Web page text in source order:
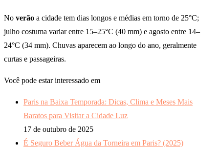
No verão a cidade tem dias longos e médias em torno de 25°C;
julho costuma variar entre 15–25°C (40 mm) e agosto entre 14–
24°C (34 mm). Chuvas aparecem ao longo do ano, geralmente
curtas e passageiras.
Você pode estar interessado em
Paris na Baixa Temporada: Dicas, Clima e Meses Mais
Baratos para Visitar a Cidade Luz
17 de outubro de 2025
É Seguro Beber Água da Torneira em Paris? (2025)